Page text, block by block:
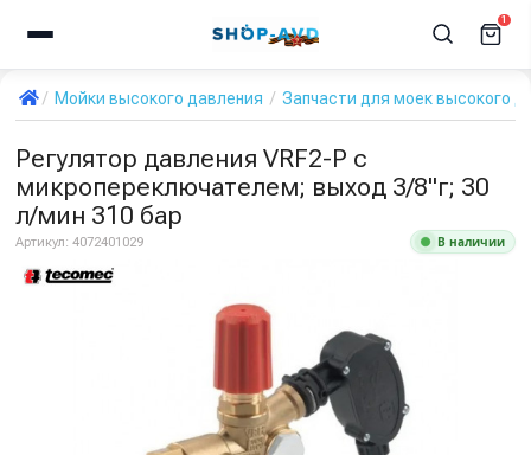
1
Мойки высокого давления Запчасти для моек высокого
Регулятор давления VRF2-P с
микропереключателем; выход 3/8"г; 30
л/мин 310 бар
Артикул: 4072401029 В наличии